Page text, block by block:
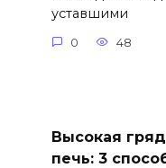
уставшими
0 48
Высокая
печь: 3